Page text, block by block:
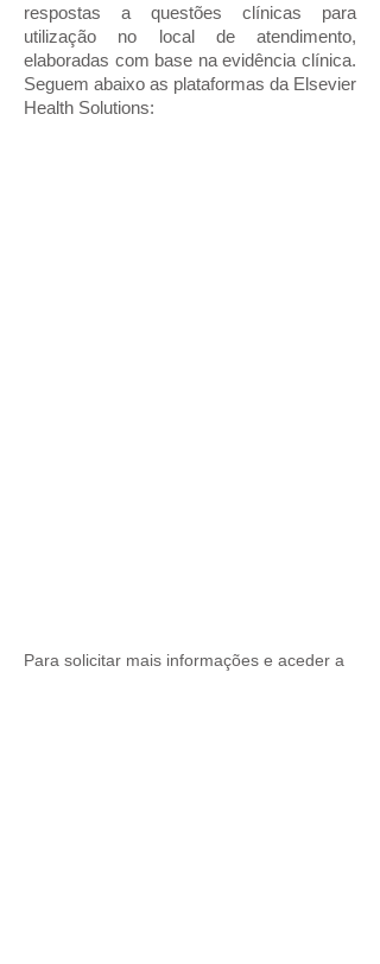
respostas a questões clínicas para
utilização no local de atendimento,
elaboradas com base na evidência clínica.
Seguem abaixo as plataformas da Elsevier
Health Solutions:
Para solicitar mais informações e aceder a